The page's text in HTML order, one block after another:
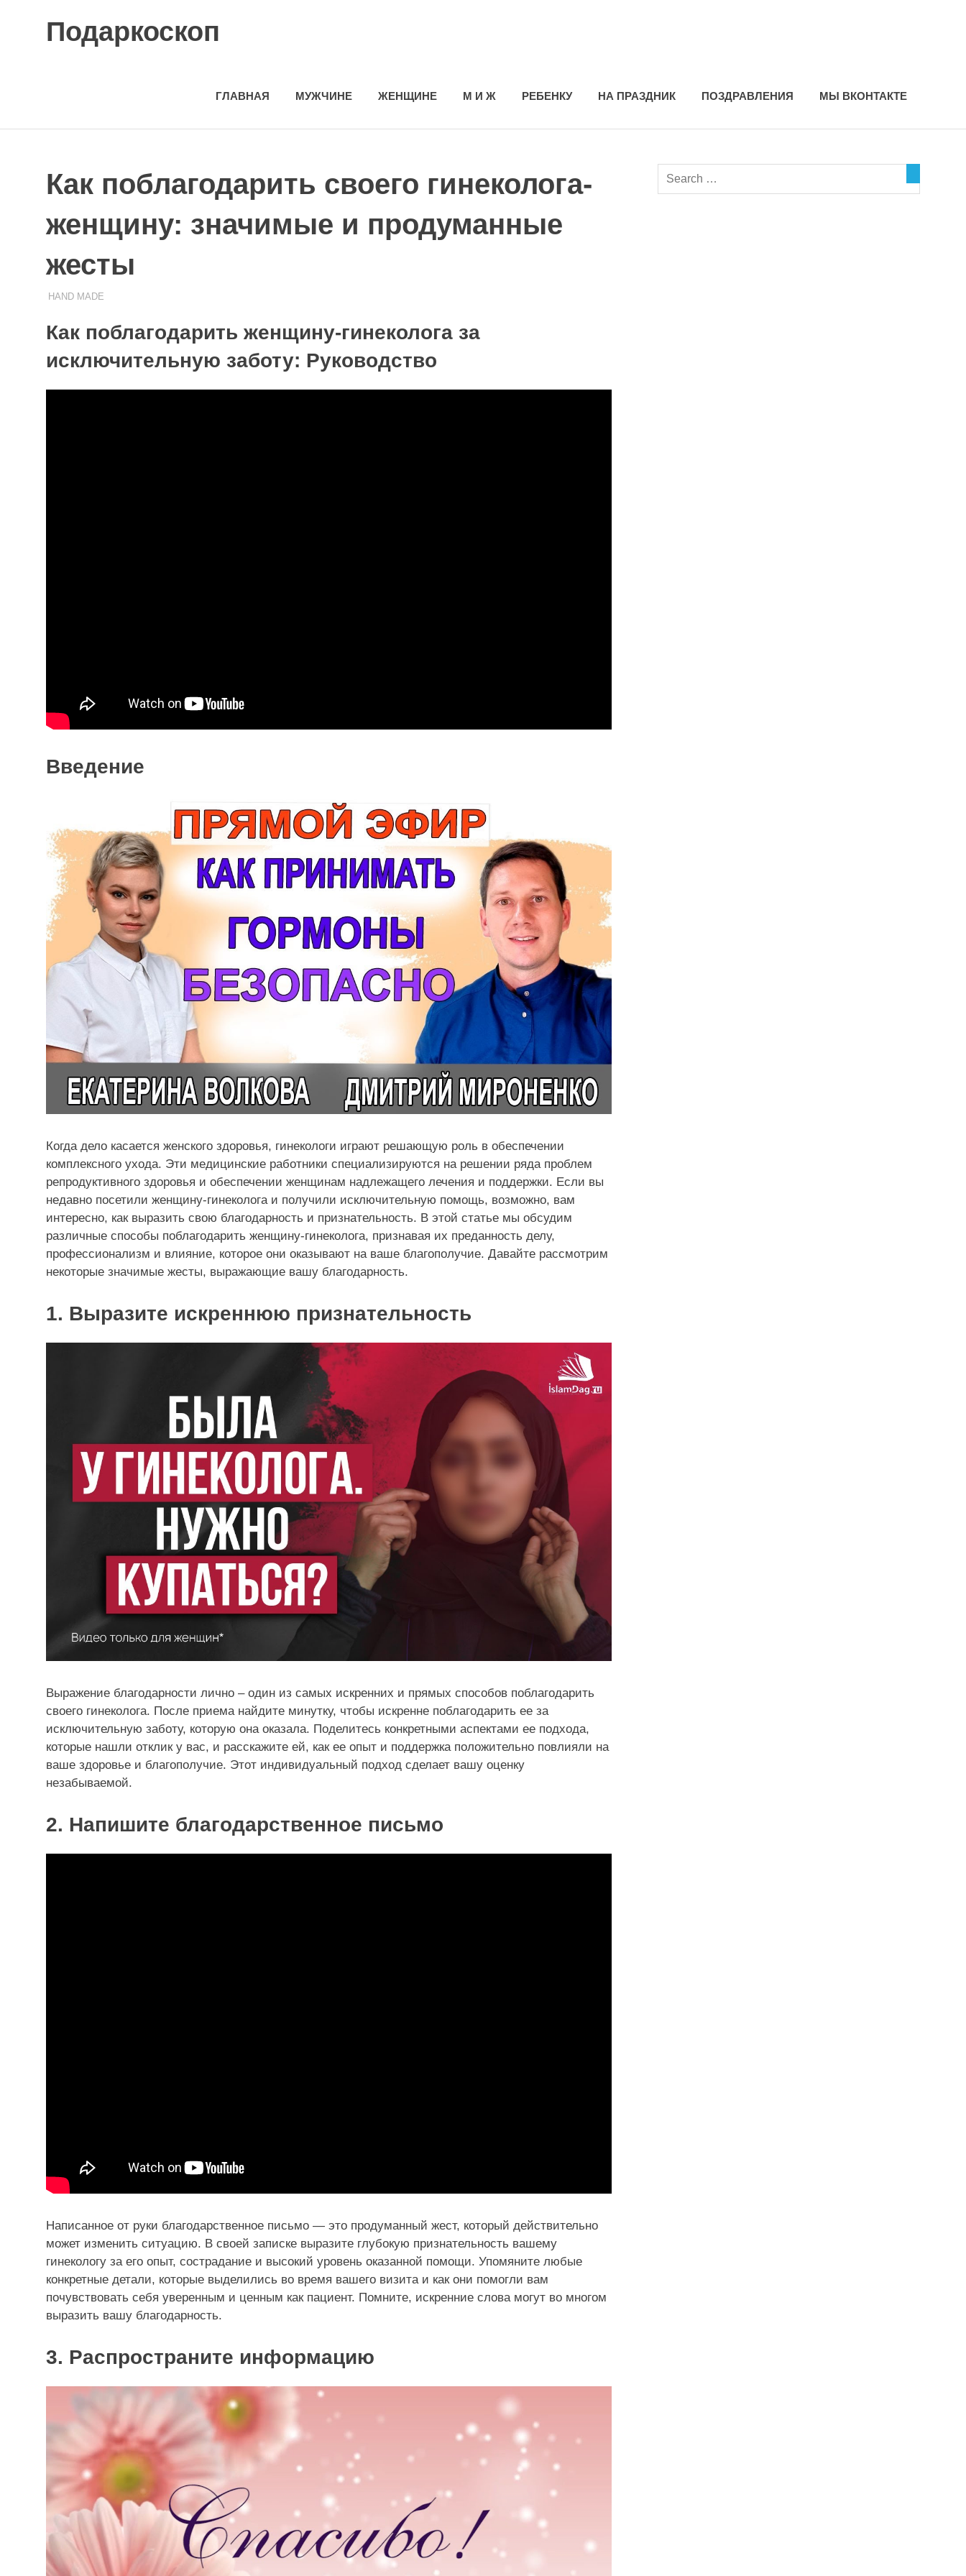
Подаркоскоп
ГЛАВНАЯ МУЖЧИНЕ ЖЕНЩИНЕ М И Ж РЕБЕНКУ НА ПРАЗДНИК ПОЗДРАВЛЕНИЯ МЫ ВКОНТАКТЕ
Как поблагодарить своего гинеколога-
женщину: значимые и продуманные
жесты
26.10.2023
ПОДАРЧЕК
HAND MADE
Как поблагодарить женщину-гинеколога за
исключительную заботу: Руководство
Введение
Когда дело касается женского здоровья, гинекологи играют решающую роль в обеспечении
комплексного ухода. Эти медицинские работники специализируются на решении ряда проблем
репродуктивного здоровья и обеспечении женщинам надлежащего лечения и поддержки. Если вы
недавно посетили женщину-гинеколога и получили исключительную помощь, возможно, вам
интересно, как выразить свою благодарность и признательность. В этой статье мы обсудим
различные способы поблагодарить женщину-гинеколога, признавая их преданность делу,
профессионализм и влияние, которое они оказывают на ваше благополучие. Давайте рассмотрим
некоторые значимые жесты, выражающие вашу благодарность.
1. Выразите искреннюю признательность
Выражение благодарности лично – один из самых искренних и прямых способов поблагодарить
своего гинеколога. После приема найдите минутку, чтобы искренне поблагодарить ее за
исключительную заботу, которую она оказала. Поделитесь конкретными аспектами ее подхода,
которые нашли отклик у вас, и расскажите ей, как ее опыт и поддержка положительно повлияли на
ваше здоровье и благополучие. Этот индивидуальный подход сделает вашу оценку
незабываемой.
2. Напишите благодарственное письмо
Написанное от руки благодарственное письмо — это продуманный жест, который действительно
может изменить ситуацию. В своей записке выразите глубокую признательность вашему
гинекологу за его опыт, сострадание и высокий уровень оказанной помощи. Упомяните любые
конкретные детали, которые выделились во время вашего визита и как они помогли вам
почувствовать себя уверенным и ценным как пациент. Помните, искренние слова могут во многом
выразить вашу благодарность.
3. Распространите информацию